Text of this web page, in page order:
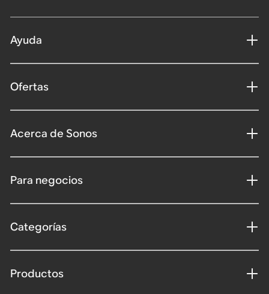
Ayuda
Ofertas
Acerca de Sonos
Para negocios
Categorías
Productos